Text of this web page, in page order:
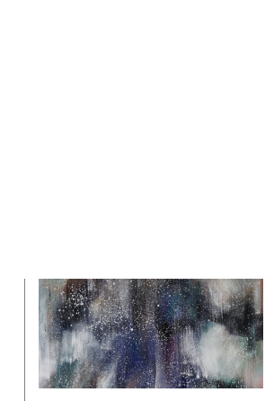
02 NEWS